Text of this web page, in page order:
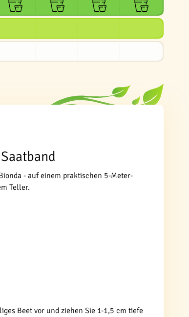
- auf einem praktischen 5-Meter-
Teller.
Beet vor und ziehen Sie 1-1,5 cm tiefe